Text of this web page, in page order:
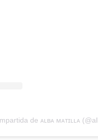
de ᴀʟʙᴀ ᴍᴀᴛɪʟʟᴀ